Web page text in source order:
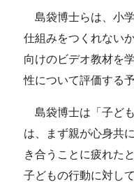
島袋博士らは、小
仕組みをつくれない
向けのビデオ教材を
性について評価する予
島袋博士は「子ど
は、まず親が心身共
き合うことに疲れた
子どもの行動に対し